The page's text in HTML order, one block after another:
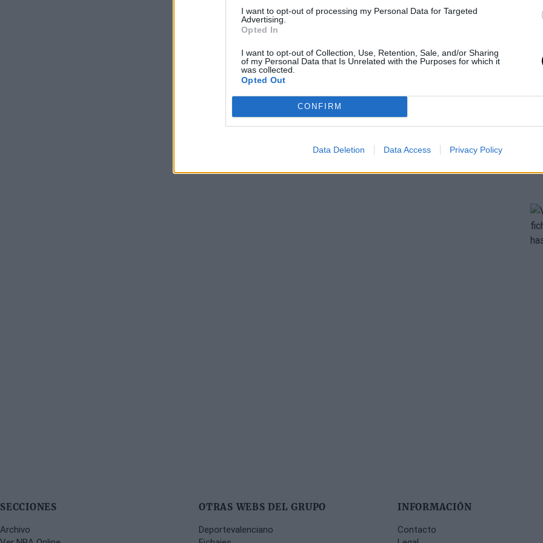
I want to opt-out of processing my Personal Data for Targeted
Advertising.
Opted In
I want to opt-out of Collection, Use, Retention, Sale, and/or Sharing
of my Personal Data that Is Unrelated with the Purposes for which it
was collected.
Opted Out
CONFIRM
Data Deletion Data Access Privacy Policy
SECCIONES
Archivo
OTRAS WEBS DEL GRUPO
Deportevalenciano
INFORMACIÓN
Contacto